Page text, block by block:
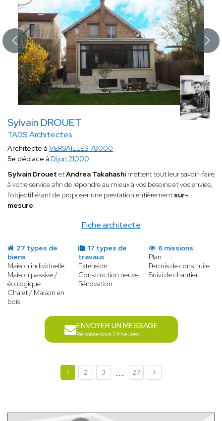
Sylvain DROUET
TADS Architectes
Fiche architecte
Architecte à VERSAILLES 78000
Se déplace à Dijon 21000
Sylvain Drouet etAndrea Takahashi mettent tout leur savoir-faire
à votre service afin de répondre au mieux à vos besoins et vos envies,
l’objectif étant de proposer une prestation entièrement sur-
mesure.
27 types de
biens
Maison individuelle
Maison passive /
écologique
Chalet / Maison en
bois
17 types de
travaux
Extension
Construction neuve
Rénovation
6 missions
Plan
Permis de construire
Suivi de chantier
ENVOYER UN MESSAGE
Réponse sous 24 heures
1 2 3 ... 27